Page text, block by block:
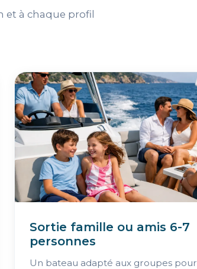
à chaque profil
Sortie famille ou amis 6-7
personnes
Un bateau adapté aux groupes pour